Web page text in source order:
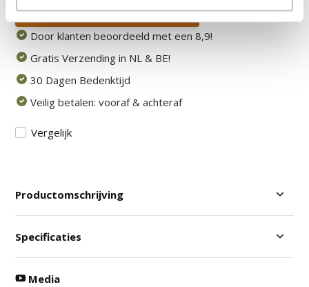
Stuur mail of bel 085-2007065
Door klanten beoordeeld met een 8,9!
Gratis Verzending in NL & BE!
30 Dagen Bedenktijd
Veilig betalen: vooraf & achteraf
Vergelijk
Productomschrijving
Specificaties
Media